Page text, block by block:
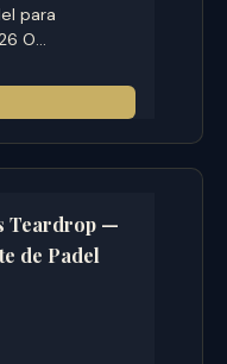
para
O…
Teardrop —
de Padel